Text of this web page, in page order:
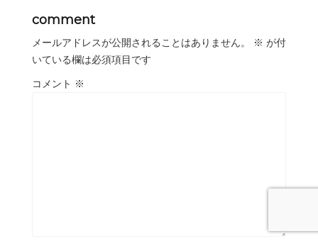
comment
メールアドレスが公開されることはありません。 ※ が付
いている欄は必須項目です
コメント ※